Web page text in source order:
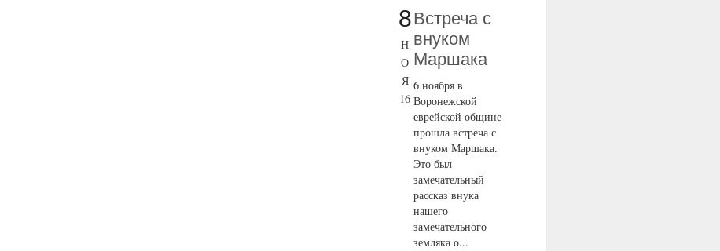
8
Н
О
Я
16
Встреча с
внуком
Маршака
6 ноября в
Воронежской
еврейской общине
прошла встреча с
внуком Маршака.
Это был
замечательный
рассказ внука
нашего
замечательного
земляка о...